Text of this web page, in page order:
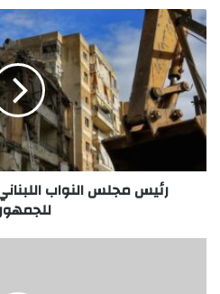
رئيس مجلس النواب